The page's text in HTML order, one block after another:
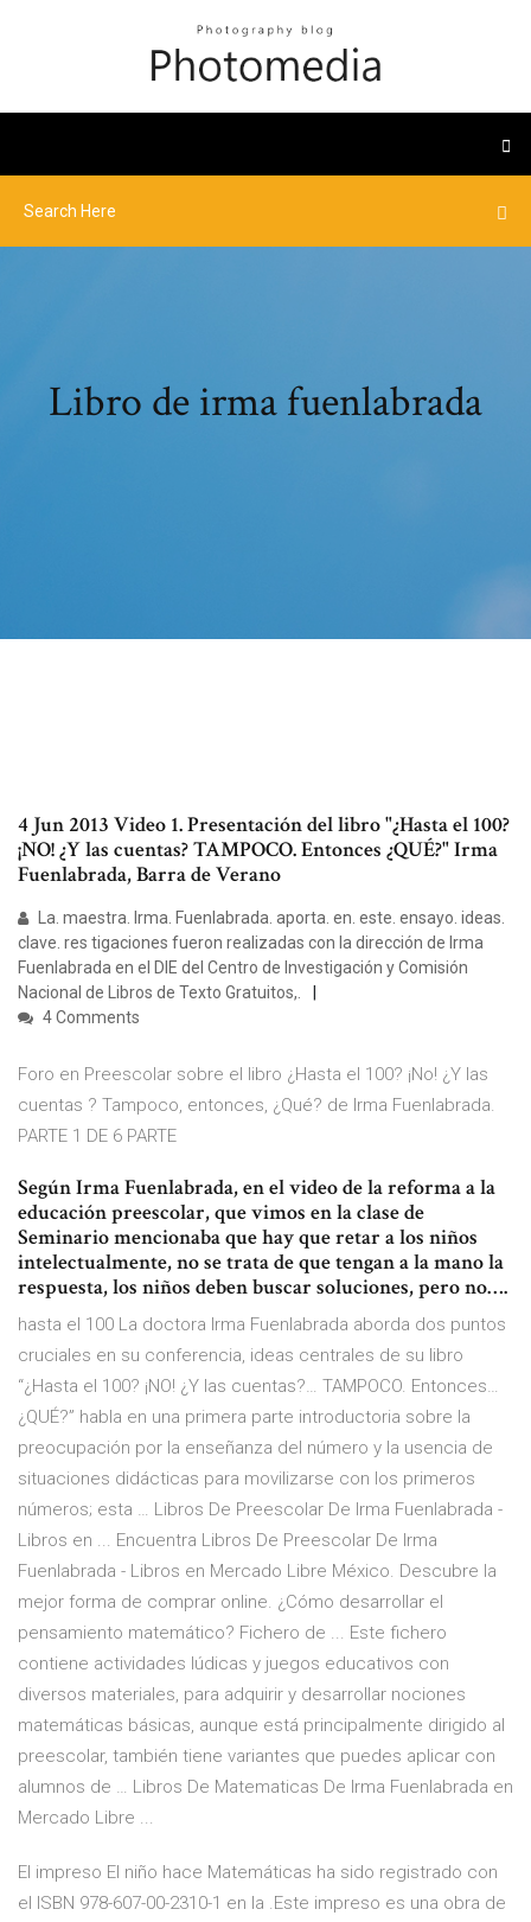
Libro de irma fuenlabrada
4 Jun 2013 Video 1. Presentación del libro "¿Hasta el 100?
¡NO! ¿Y las cuentas? TAMPOCO. Entonces ¿QUÉ?" Irma
Fuenlabrada, Barra de Verano
La. maestra. Irma. Fuenlabrada. aporta. en. este. ensayo. ideas.
clave. res tigaciones fueron realizadas con la dirección de Irma
Fuenlabrada en el DIE del Centro de Investigación y Comisión
Nacional de Libros de Texto Gratuitos,.
4 Comments
Foro en Preescolar sobre el libro ¿Hasta el 100? ¡No! ¿Y las
cuentas ? Tampoco, entonces, ¿Qué? de Irma Fuenlabrada.
PARTE 1 DE 6 PARTE
Según Irma Fuenlabrada, en el video de la reforma a la
educación preescolar, que vimos en la clase de
Seminario mencionaba que hay que retar a los niños
intelectualmente, no se trata de que tengan a la mano la
respuesta, los niños deben buscar soluciones, pero no….
hasta el 100 La doctora Irma Fuenlabrada aborda dos puntos
cruciales en su conferencia, ideas centrales de su libro
“¿Hasta el 100? ¡NO! ¿Y las cuentas?… TAMPOCO. Entonces…
¿QUÉ?” habla en una primera parte introductoria sobre la
preocupación por la enseñanza del número y la usencia de
situaciones didácticas para movilizarse con los primeros
números; esta … Libros De Preescolar De Irma Fuenlabrada -
Libros en ... Encuentra Libros De Preescolar De Irma
Fuenlabrada - Libros en Mercado Libre México. Descubre la
mejor forma de comprar online. ¿Cómo desarrollar el
pensamiento matemático? Fichero de ... Este fichero
contiene actividades lúdicas y juegos educativos con
diversos materiales, para adquirir y desarrollar nociones
matemáticas básicas, aunque está principalmente dirigido al
preescolar, también tiene variantes que puedes aplicar con
alumnos de … Libros De Matematicas De Irma Fuenlabrada en
Mercado Libre ...
El impreso El niño hace Matemáticas ha sido registrado con
el ISBN 978-607-00-2310-1 en la .Este impreso es una obra de